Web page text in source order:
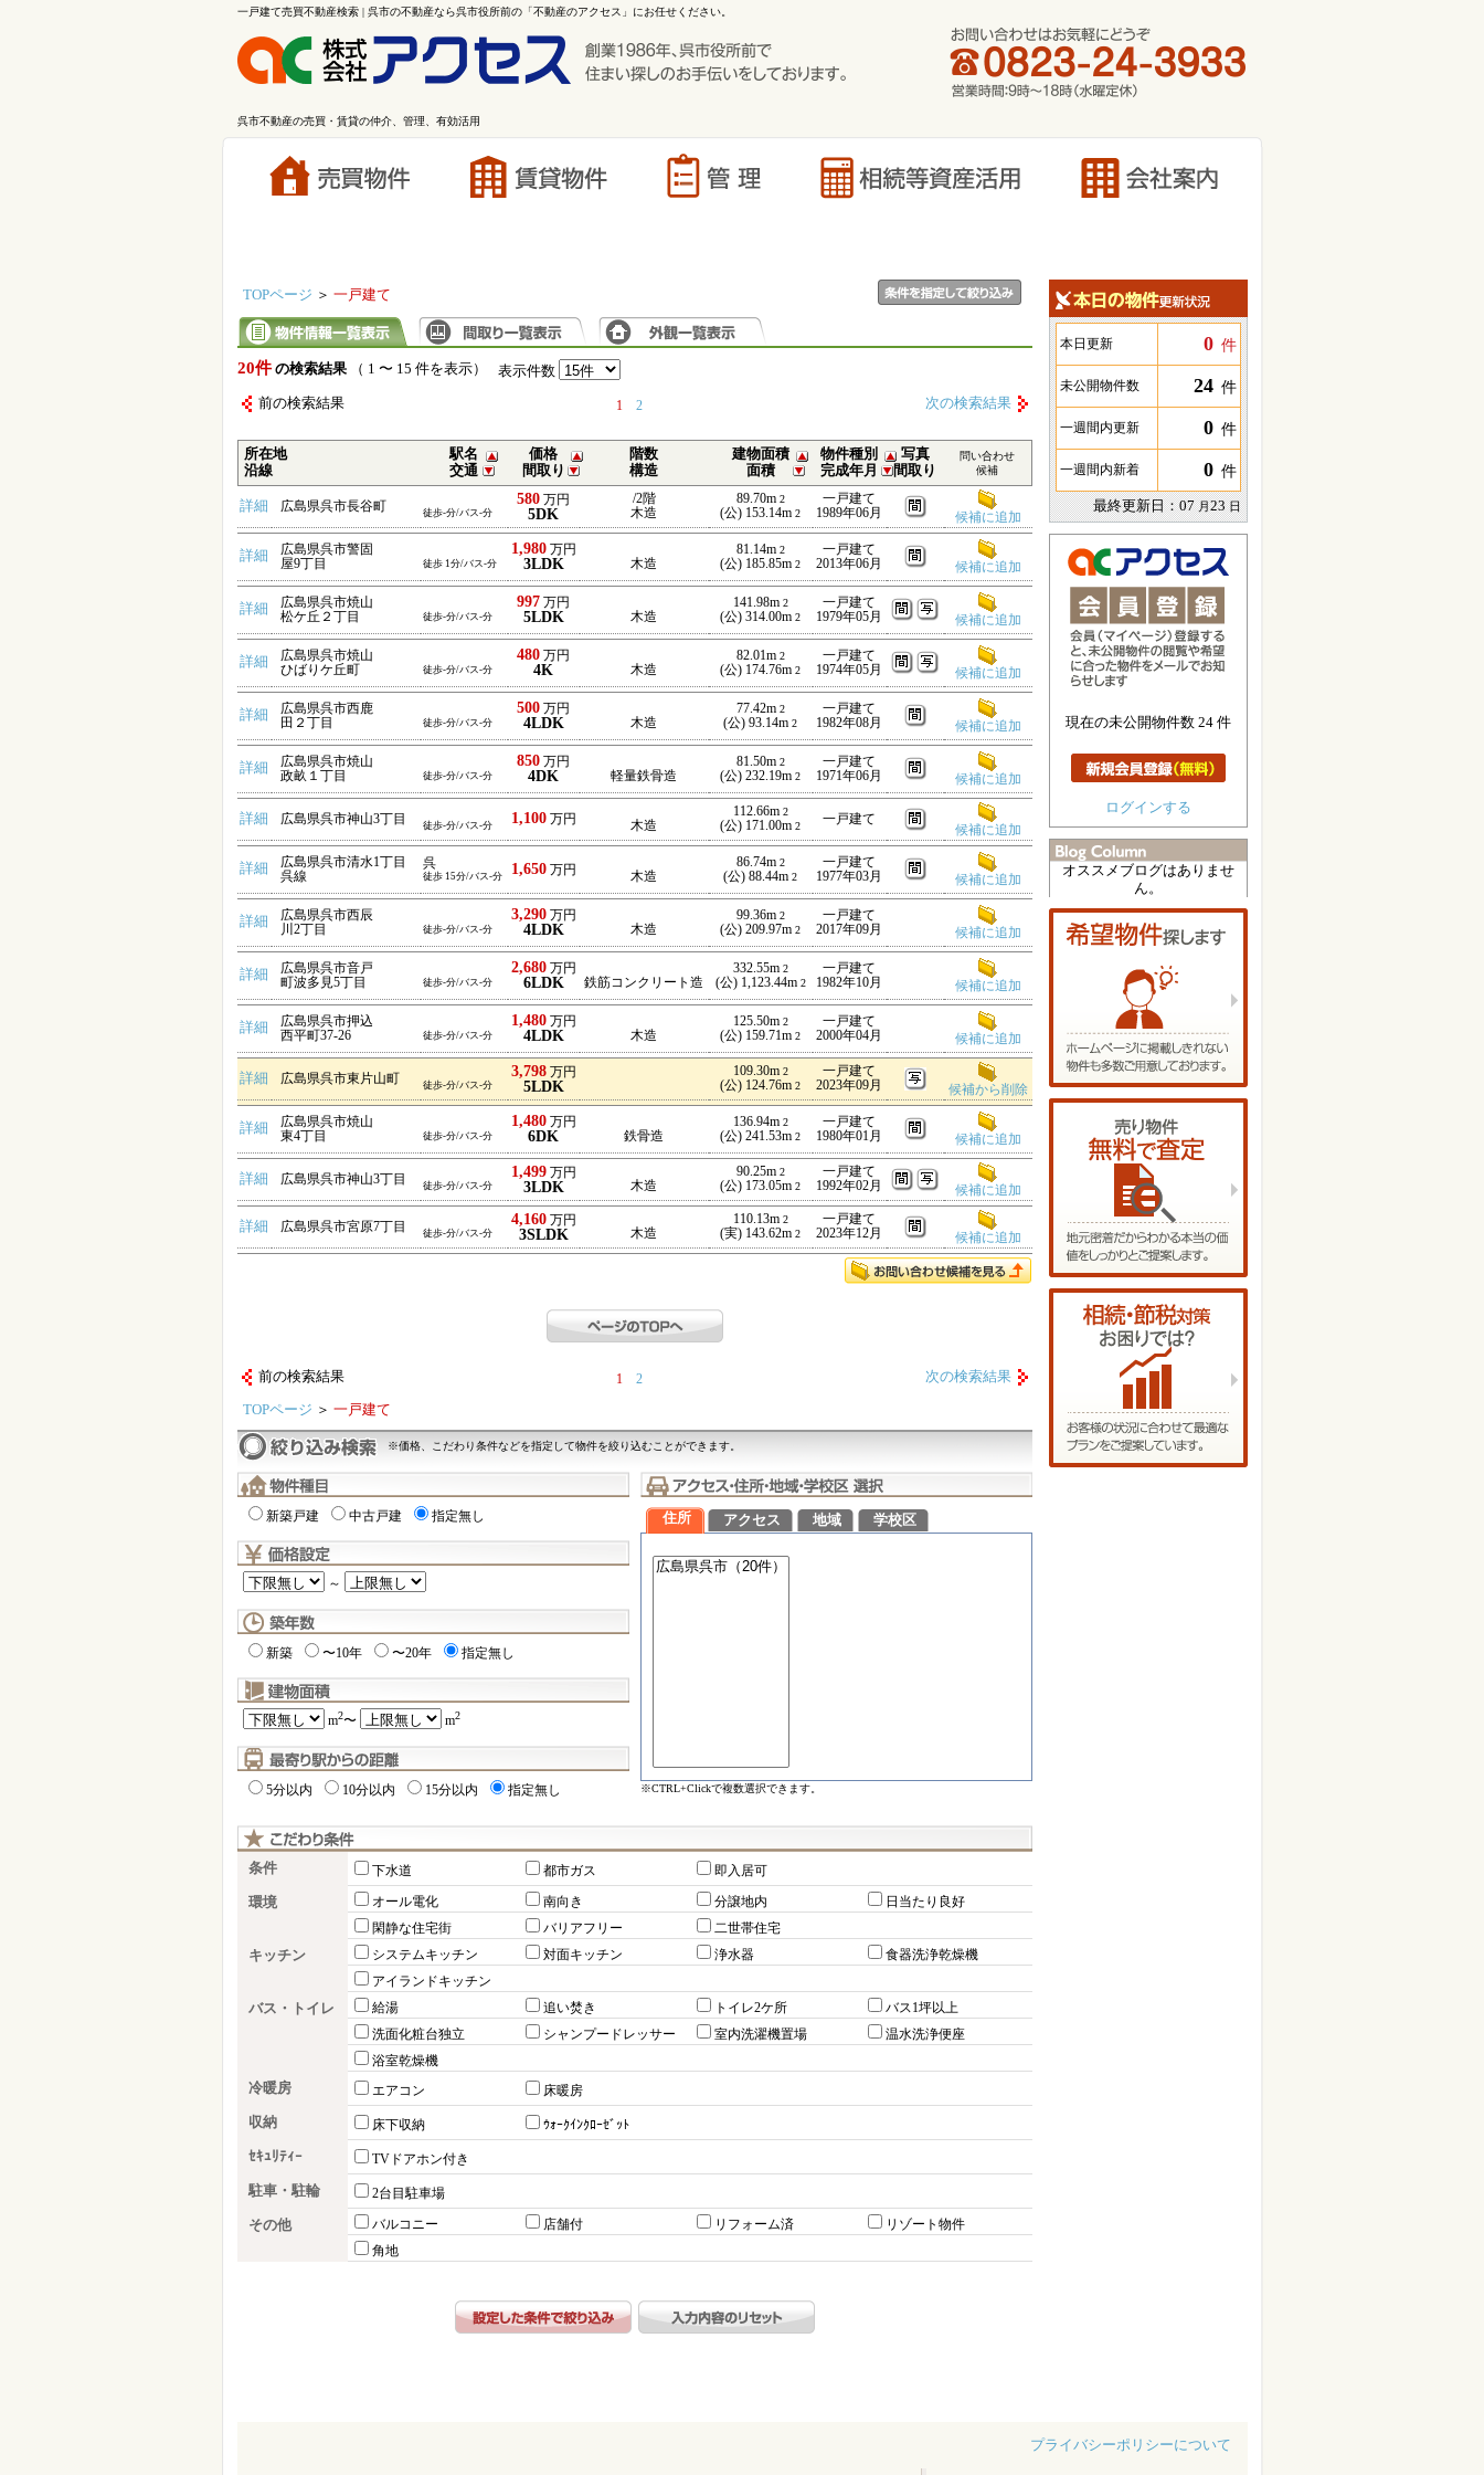
一戸建て売買不動産検索 | 呉市の不動産なら呉市役所前の「不動産のアクセス」にお任せください。
呉市不動産の売買・賃貸の仲介、管理、有効活用
本日更新 0 件
未公開物件数 24 件
一週間内更新 0 件
一週間内新着 0 件
最終更新日：07 月23 日
現在の未公開物件数 24 件
ログインする
オススメブログはありませ
ん。
TOPページ ＞ 一戸建て
20件 の検索結果（ 1 〜 15 件を表示） 表示件数
前の検索結果 1 2 次の検索結果
所在地
沿線
駅名
交通
価格
間取り
階数
構造
建物面積
面積
物件種別
完成年月
写真
間取り
問い合わせ
候補
詳細 広島県呉市長谷町 徒歩-分/バス-分
580 万円
5DK
/2階
木造
89.70m 2
(公) 153.14m 2
一戸建て
1989年06月
候補に追加
詳細
広島県呉市警固
屋9丁目
徒歩 1分/バス-分
1,980万円
3LDK 木造
81.14m 2
(公) 185.85m 2
一戸建て
2013年06月
候補に追加
詳細
広島県呉市焼山
松ケ丘２丁目
徒歩-分/バス-分
997 万円
5LDK 木造
141.98m 2
(公) 314.00m 2
一戸建て
1979年05月
候補に追加
詳細
広島県呉市焼山
ひばりケ丘町
徒歩-分/バス-分
480 万円
4K 木造
82.01m 2
(公) 174.76m 2
一戸建て
1974年05月
候補に追加
詳細
広島県呉市西鹿
田２丁目
徒歩-分/バス-分
500 万円
4LDK 木造
77.42m 2
(公) 93.14m 2
一戸建て
1982年08月
候補に追加
詳細
広島県呉市焼山
政畝１丁目
徒歩-分/バス-分
850 万円
4DK 軽量鉄骨造
81.50m 2
(公) 232.19m 2
一戸建て
1971年06月
候補に追加
詳細 広島県呉市神山3丁目 徒歩-分/バス-分 1,100万円 木造
112.66m 2
(公) 171.00m 2
一戸建て
候補に追加
詳細
広島県呉市清水1丁目
呉線
呉
徒歩 15分/バス-分 1,650万円 木造
86.74m 2
(公) 88.44m 2
一戸建て
1977年03月
候補に追加
詳細
広島県呉市西辰
川2丁目
徒歩-分/バス-分
3,290万円
4LDK 木造
99.36m 2
(公) 209.97m 2
一戸建て
2017年09月
候補に追加
詳細
広島県呉市音戸
町波多見5丁目
徒歩-分/バス-分
2,680万円
6LDK 鉄筋コンクリート造
332.55m 2
(公) 1,123.44m 2
一戸建て
1982年10月
候補に追加
詳細
広島県呉市押込
西平町37-26
徒歩-分/バス-分
1,480万円
4LDK 木造
125.50m 2
(公) 159.71m 2
一戸建て
2000年04月
候補に追加
詳細 広島県呉市東片山町 徒歩-分/バス-分
3,798万円
5LDK
109.30m 2
(公) 124.76m 2
一戸建て
2023年09月
候補から削除
詳細
広島県呉市焼山
東4丁目
徒歩-分/バス-分
1,480万円
6DK 鉄骨造
136.94m 2
(公) 241.53m 2
一戸建て
1980年01月
候補に追加
詳細 広島県呉市神山3丁目 徒歩-分/バス-分
1,499万円
3LDK 木造
90.25m 2
(公) 173.05m 2
一戸建て
1992年02月
候補に追加
詳細 広島県呉市宮原7丁目 徒歩-分/バス-分
4,160万円
3SLDK 木造
110.13m 2
(実) 143.62m 2
一戸建て
2023年12月
候補に追加
前の検索結果 1 2 次の検索結果
TOPページ ＞ 一戸建て
※価格、こだわり条件などを指定して物件を絞り込むことができます。
新築戸建 中古戸建 指定無し
～
新築 〜10年 〜20年 指定無し
m2〜 m2
5分以内 10分以内 15分以内 指定無し
住所 アクセス 地域 学校区
※CTRL+Clickで複数選択できます。
条件 下水道 都市ガス 即入居可
環境 オール電化 南向き 分譲地内
日当たり良好
閑静な住宅街
バリアフリー 二世帯住宅
キッチン システムキッチン 対面キッチン 浄水器
食器洗浄乾燥機
アイランドキッチン
バス・トイレ 給湯 追い焚き トイレ2ケ所
バス1坪以上
洗面化粧台独立
シャンプードレッサー 室内洗濯機置場
温水洗浄便座
浴室乾燥機
冷暖房 エアコン 床暖房
収納 床下収納 ｳｫｰｸｲﾝｸﾛｰｾﾞｯﾄ
ｾｷｭﾘﾃｨｰ TVドアホン付き
駐車・駐輪 2台目駐車場
その他 バルコニー 店舗付 リフォーム済
リゾート物件
角地
プライバシーポリシーについて